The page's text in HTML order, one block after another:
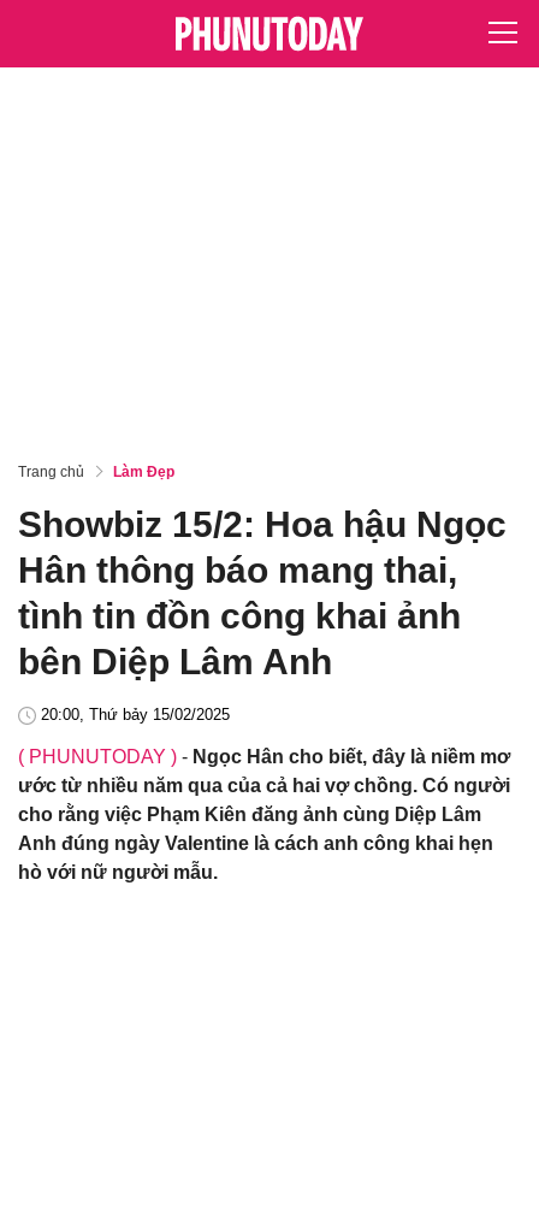
Trang chủ Làm Đẹp
Showbiz 15/2: Hoa hậu Ngọc
Hân thông báo mang thai,
tình tin đồn công khai ảnh
bên Diệp Lâm Anh
20:00, Thứ bảy 15/02/2025
( PHUNUTODAY ) - Ngọc Hân cho biết, đây là niềm mơ
ước từ nhiều năm qua của cả hai vợ chồng. Có người
cho rằng việc Phạm Kiên đăng ảnh cùng Diệp Lâm
Anh đúng ngày Valentine là cách anh công khai hẹn
hò với nữ người mẫu.